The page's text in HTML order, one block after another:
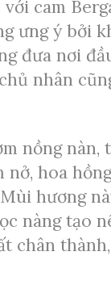
cam
ưng ý bởi
đưa nơi
nhân
nồng nàn,
nở, hoa
hương
nàng tạo
chân